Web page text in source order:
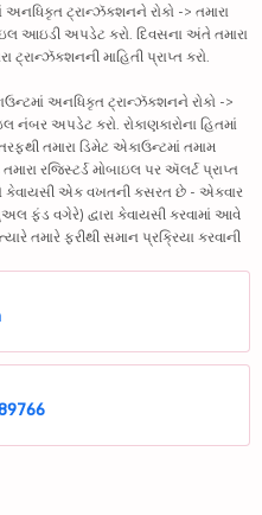
ટ્રાન્ઝૅક્શનને રોકો -> તમારા
આઇડી અપડેટ કરો. દિવસના અંતે તમારા
માહિતી પ્રાપ્ત કરો.
અનધિકૃત ટ્રાન્ઝૅક્શનને રોકો ->
નંબર અપડેટ કરો. રોકાણકારોના હિતમાં
તમારા ડિમેટ એકાઉન્ટમાં તમામ
રજિસ્ટર્ડ મોબાઇલ પર ઍલર્ટ પ્રાપ્ત
કેવાયસી એક વખતની કસરત છે - એકવાર
ફંડ વગેરે) દ્વારા કેવાયસી કરવામાં આવે
તમારે ફરીથી સમાન પ્રક્રિયા કરવાની